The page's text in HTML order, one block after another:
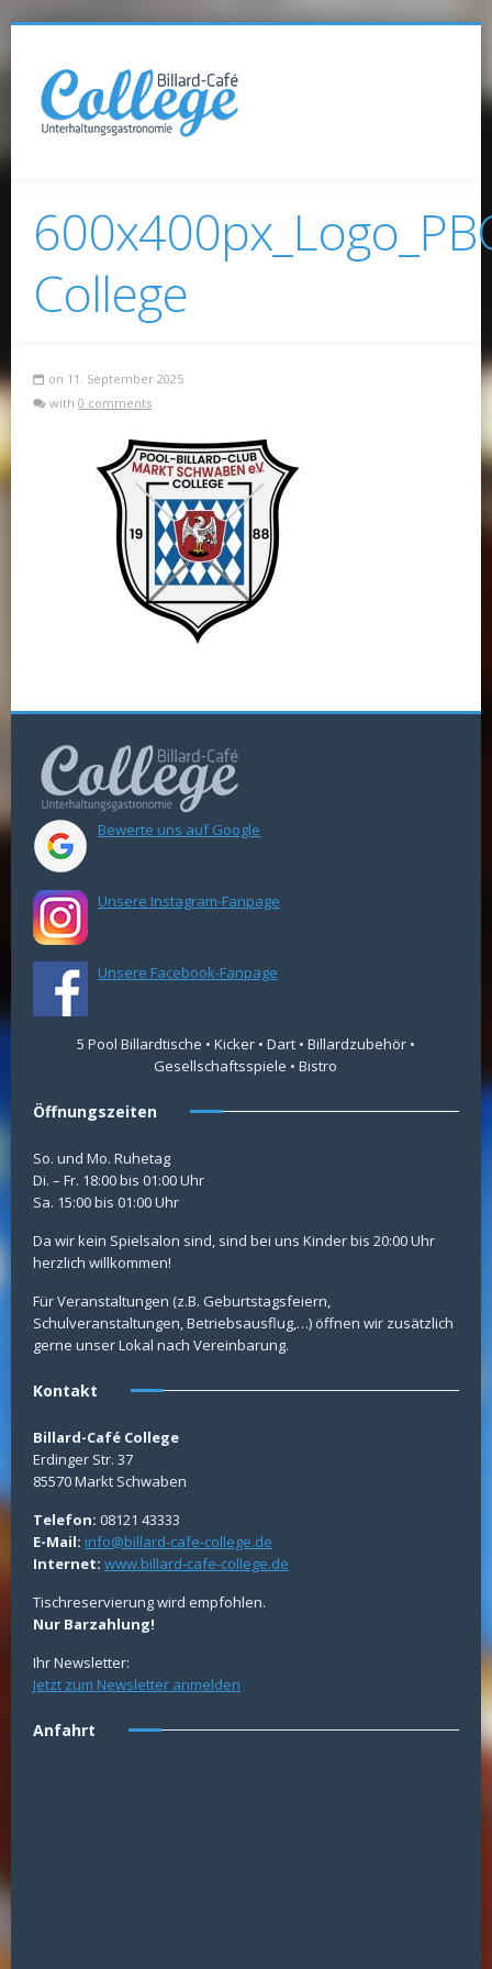
College
on 11. September 2025
with 0 comments
Bewerte uns auf Google
Unsere Instagram-Fanpage
Unsere Facebook-Fanpage
5 Pool Billardtische • Kicker • Dart • Billardzubehör •
Gesellschaftsspiele • Bistro
Öffnungszeiten
So. und Mo. Ruhetag
Di. – Fr. 18:00 bis 01:00 Uhr
Sa. 15:00 bis 01:00 Uhr
Da wir kein Spielsalon sind, sind bei uns Kinder bis 20:00 Uhr
herzlich willkommen!
Für Veranstaltungen (z.B. Geburtstagsfeiern,
Schulveranstaltungen, Betriebsausflug,…) öffnen wir zusätzlich
gerne unser Lokal nach Vereinbarung.
Kontakt
Billard-Café College
Erdinger Str. 37
85570 Markt Schwaben
Telefon: 08121 43333
E-Mail: info@billard-cafe-college.de
Internet: www.billard-cafe-college.de
Tischreservierung wird empfohlen.
Nur Barzahlung!
Ihr Newsletter:
Jetzt zum Newsletter anmelden
Anfahrt